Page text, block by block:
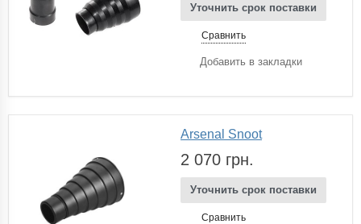
Уточнить срок поставки
Сравнить
Добавить в закладки
Arsenal Snoot
2 070 грн.
Уточнить срок поставки
Сравнить